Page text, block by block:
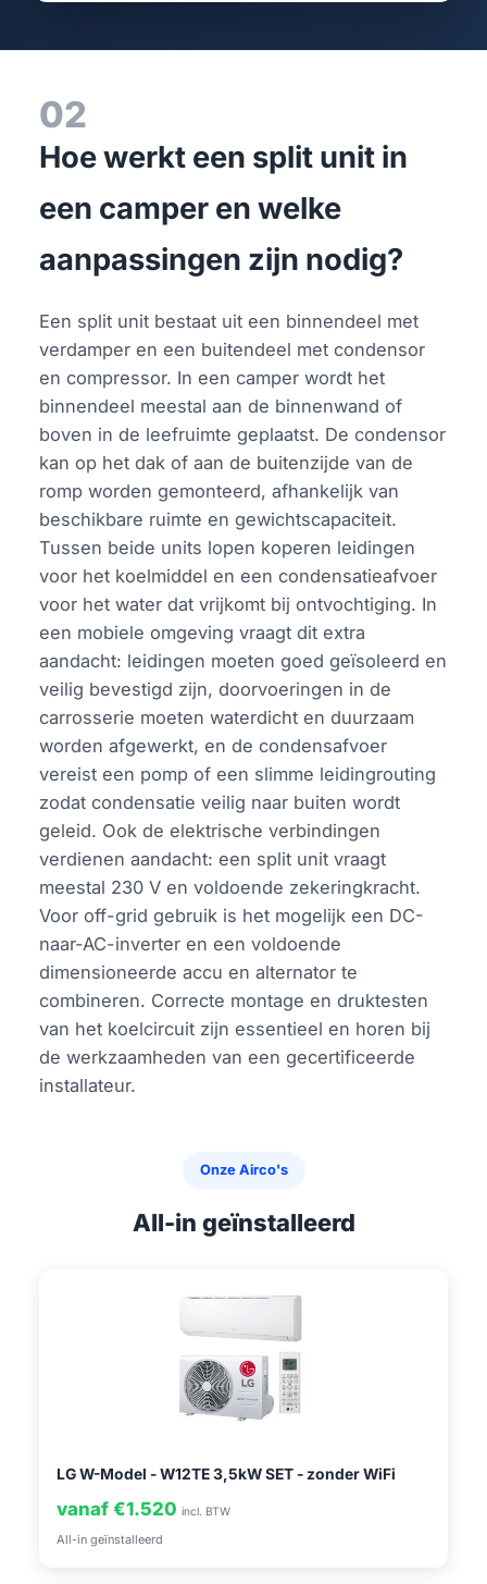
02
Hoe werkt een split unit in
een camper en welke
aanpassingen zijn nodig?
Een split unit bestaat uit een binnendeel met
verdamper en een buitendeel met condensor
en compressor. In een camper wordt het
binnendeel meestal aan de binnenwand of
boven in de leefruimte geplaatst. De condensor
kan op het dak of aan de buitenzijde van de
romp worden gemonteerd, afhankelijk van
beschikbare ruimte en gewichtscapaciteit.
Tussen beide units lopen koperen leidingen
voor het koelmiddel en een condensatieafvoer
voor het water dat vrijkomt bij ontvochtiging. In
een mobiele omgeving vraagt dit extra
aandacht: leidingen moeten goed geïsoleerd en
veilig bevestigd zijn, doorvoeringen in de
carrosserie moeten waterdicht en duurzaam
worden afgewerkt, en de condensafvoer
vereist een pomp of een slimme leidingrouting
zodat condensatie veilig naar buiten wordt
geleid. Ook de elektrische verbindingen
verdienen aandacht: een split unit vraagt
meestal 230 V en voldoende zekeringkracht.
Voor off-grid gebruik is het mogelijk een DC-
naar-AC-inverter en een voldoende
dimensioneerde accu en alternator te
combineren. Correcte montage en druktesten
van het koelcircuit zijn essentieel en horen bij
de werkzaamheden van een gecertificeerde
installateur.
Onze Airco's
All-in geïnstalleerd
LG W-Model - W12TE 3,5kW SET - zonder WiFi
vanaf €1.520 incl. BTW
All-in geïnstalleerd